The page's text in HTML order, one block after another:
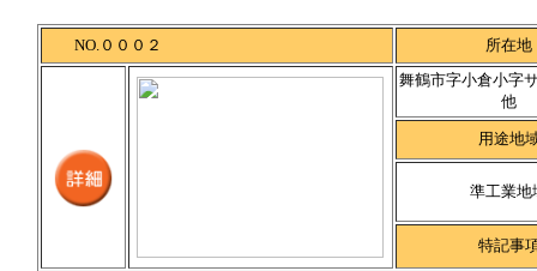
NO.０００２
所在地
舞鶴市字小倉小字
他
用途地
準工業地
特記事